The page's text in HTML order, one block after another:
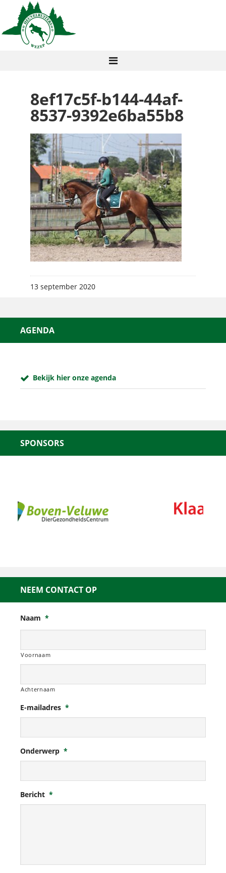
8ef17c5f-b144-44af-
8537-9392e6ba55b8
13 september 2020
AGENDA
Bekijk hier onze agenda
SPONSORS
NEEM CONTACT OP
Naam *
Voornaam
Achternaam
E-mailadres *
Onderwerp *
Bericht *